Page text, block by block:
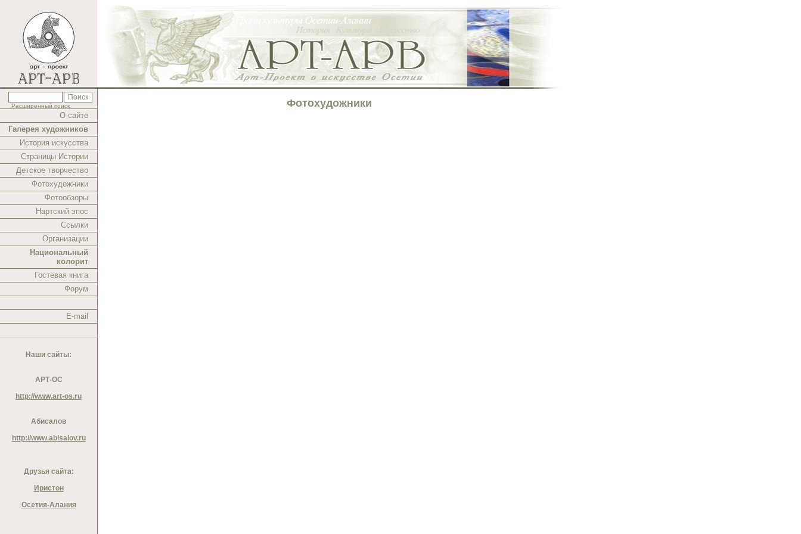
Расширенный поиск
О сайте
Галерея художников
История искусства
Страницы Истории
Детское творчество
Фотохудожники
Фотообзоры
Нартский эпос
Ссылки
Организации
Национальный
колорит
Гостевая книга
Форум
E-mail
Наши сайты:
АРТ-ОС
http://www.art-os.ru
Абисалов
http://www.abisalov.ru
Друзья сайта:
Иристон
Осетия-Алания
Фотохудожники